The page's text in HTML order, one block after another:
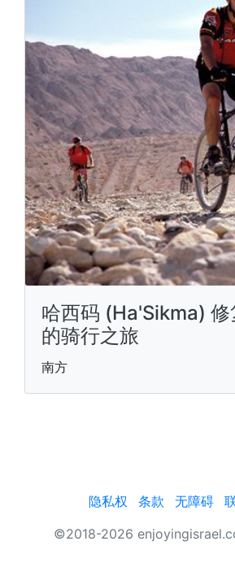
哈西码 (Ha'Sikma) 修
的骑行之旅
南方
隐私权 条款 无障碍
©2018-2026